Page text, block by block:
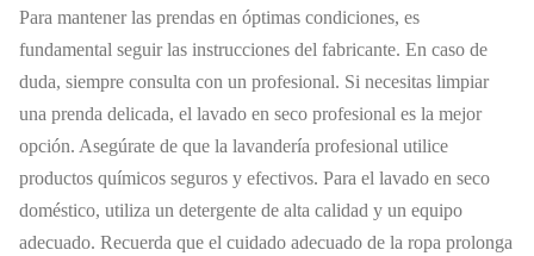
Para mantener las prendas en óptimas condiciones, es
fundamental seguir las instrucciones del fabricante. En caso de
duda, siempre consulta con un profesional. Si necesitas limpiar
una prenda delicada, el lavado en seco profesional es la mejor
opción. Asegúrate de que la lavandería profesional utilice
productos químicos seguros y efectivos. Para el lavado en seco
doméstico, utiliza un detergente de alta calidad y un equipo
adecuado. Recuerda que el cuidado adecuado de la ropa prolonga